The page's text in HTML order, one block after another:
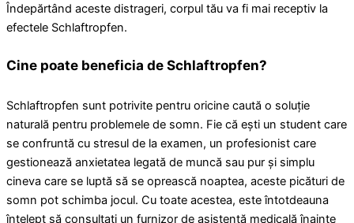
Îndepărtând aceste distrageri, corpul tău va fi mai receptiv la
efectele Schlaftropfen.
Cine poate beneficia de Schlaftropfen?
Schlaftropfen sunt potrivite pentru oricine caută o soluție
naturală pentru problemele de somn. Fie că ești un student care
se confruntă cu stresul de la examen, un profesionist care
gestionează anxietatea legată de muncă sau pur și simplu
cineva care se luptă să se oprească noaptea, aceste picături de
somn pot schimba jocul. Cu toate acestea, este întotdeauna
înțelept să consultați un furnizor de asistență medicală înainte